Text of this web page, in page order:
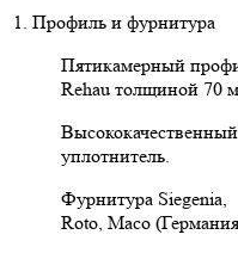
1. Профиль и фурнитура
Пятикамерный
Rehau толщиной 70
Высококачественный
уплотнитель.
Фурнитура Siegenia,
Roto, Maco